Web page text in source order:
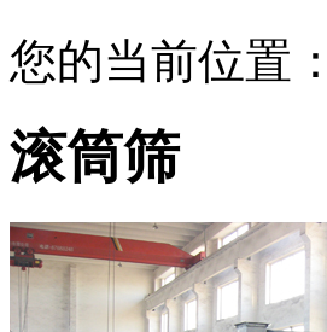
您的当前位置：
滚筒筛